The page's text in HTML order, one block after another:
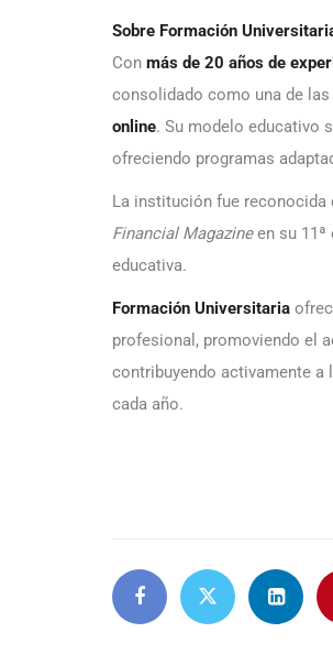
Sobre Formación
Con más de 20 años de
consolidado como una de las
online. Su modelo educativo
ofreciendo programas
La institución fue reconocida
Financial Magazineen su 11ª
educativa.
Formación Universitaria
profesional, promoviendo el
contribuyendo activamente a
cada año.